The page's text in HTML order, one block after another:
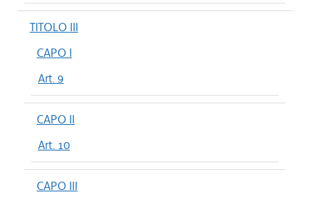
TITOLO III
CAPO I
Art. 9
CAPO II
Art. 10
CAPO III